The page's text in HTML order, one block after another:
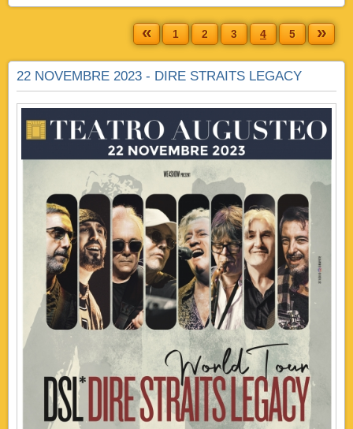
« 1 2 3 4 5 »
22 NOVEMBRE 2023 - DIRE STRAITS LEGACY